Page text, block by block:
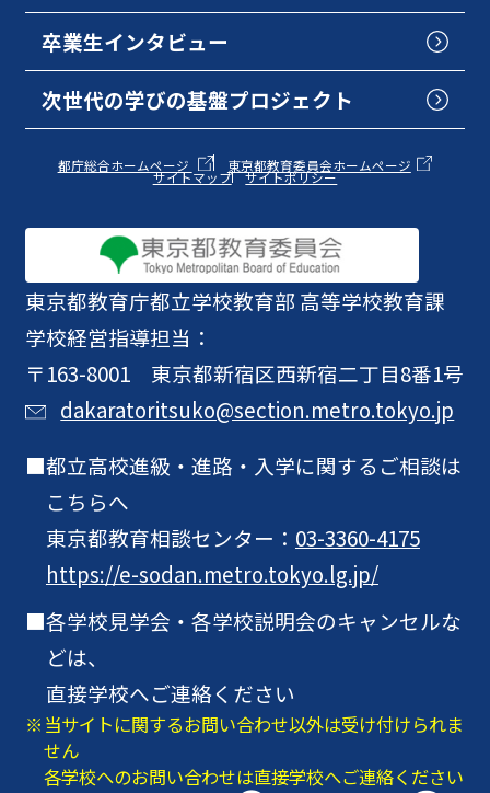
東京都教育庁都立学校教育部 高等学校教育課
学校経営指導担当：
〒163-8001 東京都新宿区西新宿二丁目8番1号
dakaratoritsuko@section.metro.tokyo.jp
都立高校進級・進路・入学に関するご相談は
こちらへ
東京都教育相談センター： 03-3360-4175
https://e-sodan.metro.tokyo.lg.jp/
各学校見学会・各学校説明会のキャンセルな
どは、
直接学校へご連絡ください
当サイトに関するお問い合わせ以外は受け付けられま
せん
各学校へのお問い合わせは直接学校へご連絡ください
卒業生インタビュー
次世代の学びの基盤プロジェクト
都庁総合ホームページ 東京都教育委員会ホームページ
サイトマップ サイトポリシー